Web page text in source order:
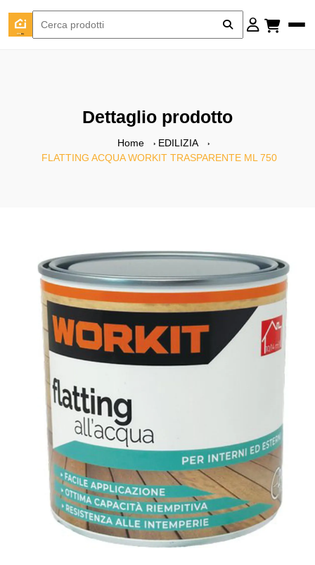
Dettaglio prodotto
Home
EDILIZIA
FLATTING ACQUA WORKIT TRASPARENTE ML 750